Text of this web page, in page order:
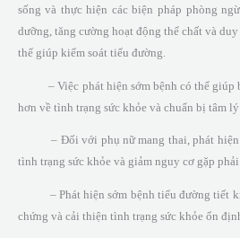
sống và thực hiện các biện pháp phòng
dưỡng, tăng cường hoạt động thể chất và
thể giúp kiểm soát tiểu đường.
– Việc phát hiện sớm bệnh có thể giúp
hơn về tình trạng sức khỏe và chuẩn bị tâm
– Đối với phụ nữ mang thai, phát hiện
tình trạng sức khỏe và giảm nguy cơ gặp
– Phát hiện sớm bệnh tiểu đường tiết
chứng và cải thiện tình trạng sức khỏe ổn